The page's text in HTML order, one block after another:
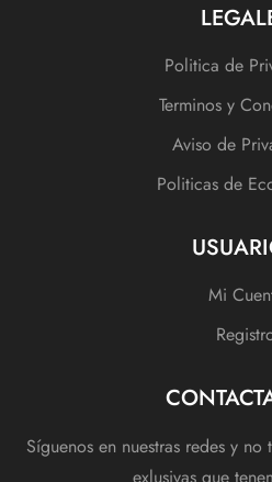
Politica de
Terminos y
Aviso de
Politicas de
Mi
Síguenos en nuestras redes y
exlusivas que